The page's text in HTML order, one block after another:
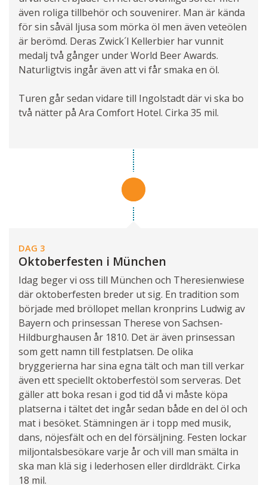
även roliga tillbehör och souvenirer. Man är kända
för sin såväl ljusa som mörka öl men även veteölen
är berömd. Deras Zwick´l Kellerbier har vunnit
medalj två gånger under World Beer Awards.
Naturligtvis ingår även att vi får smaka en öl.
Turen går sedan vidare till Ingolstadt där vi ska bo
två nätter på Ara Comfort Hotel. Cirka 35 mil.
DAG 3
Oktoberfesten i München
Idag beger vi oss till München och Theresienwiese
där oktoberfesten breder ut sig. En tradition som
började med bröllopet mellan kronprins Ludwig av
Bayern och prinsessan Therese von Sachsen-
Hildburghausen år 1810. Det är även prinsessan
som gett namn till festplatsen. De olika
bryggerierna har sina egna tält och man till verkar
även ett speciellt oktoberfestöl som serveras. Det
gäller att boka resan i god tid då vi måste köpa
platserna i tältet det ingår sedan både en del öl och
mat i besöket. Stämningen är i topp med musik,
dans, nöjesfält och en del försäljning. Festen lockar
miljontalsbesökare varje år och vill man smälta in
ska man klä sig i lederhosen eller dirdldräkt. Cirka
18 mil.